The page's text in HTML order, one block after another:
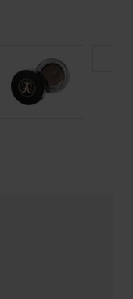
lades 1 måned